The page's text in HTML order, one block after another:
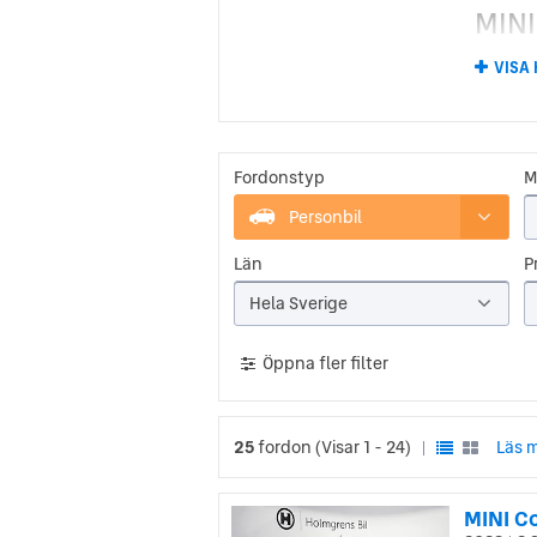
motorn
snart
Nya
från
efter
VISA
Fordonstyp
Personbil
Län
Hela Sverige
Öppna fler filter
25fordon (Visar 1 - 24) Läs
MINI